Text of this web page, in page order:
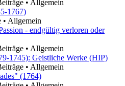
• Allgemein
1767)
• Allgemein
- endgültig verloren oder
• Allgemein
1745): Geistliche Werke (HIP)
• Allgemein
(1764)